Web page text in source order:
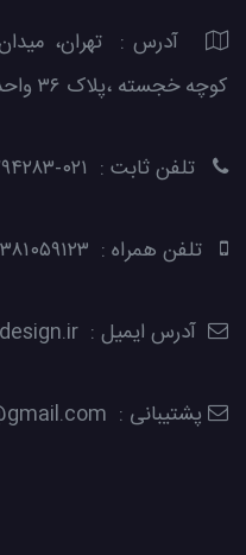
آدرس : تهران، میدان
کوچه خجسته ،پلاک ۳۶ واحد ۱
تلفن ثابت : ۰۲۱-۵۵۷۹۴۲۸۳
تلفن همراه : ۰۹۳۸۱۰۵۹۱۲۳
آدرس ایمیل : info@safedesign.ir
پشتیبانی : mahdi.seifi90@gmail.com